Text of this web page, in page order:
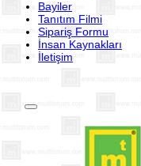
Bayiler
Tanıtım Filmi
Sipariş Formu
İnsan Kaynakları
İletişim
Toggle